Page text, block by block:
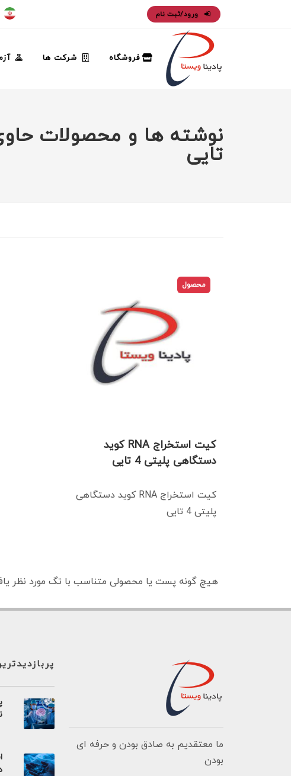
ورود/ثبت نام
فروشگاه شرکت ها
تايی
محصول
کیت استخراج RNA كويد
دستگاهی پليتی 4 تايی
کیت استخراج RNA كويد دستگاهی
پليتی 4 تايی
هیچ گونه پست یا محصولی متناسب با تگ مورد نظر
ما معتقدیم به صادق بودن و حرفه ای
بودن